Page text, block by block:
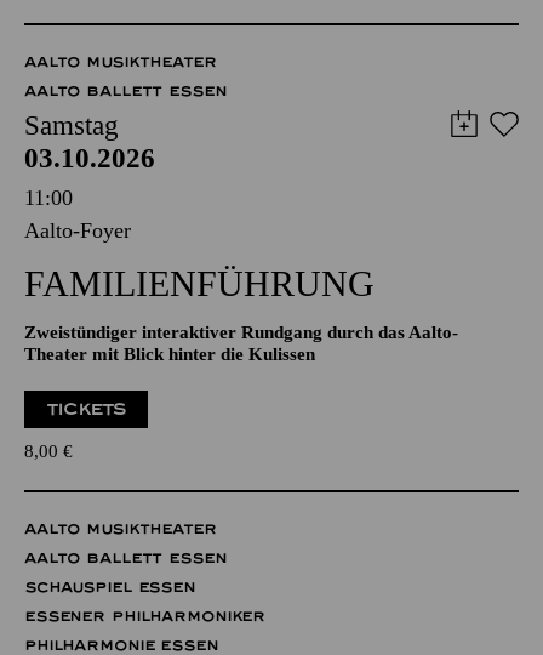
AALTO MUSIKTHEATER
AALTO BALLETT ESSEN
Samstag
03.10.2026
11:00
Aalto-Foyer
FAMILIENFÜHRUNG
Zweistündiger interaktiver Rundgang durch das Aalto-
Theater mit Blick hinter die Kulissen
TICKETS
8,00 €
AALTO MUSIKTHEATER
AALTO BALLETT ESSEN
SCHAUSPIEL ESSEN
ESSENER PHILHARMONIKER
PHILHARMONIE ESSEN